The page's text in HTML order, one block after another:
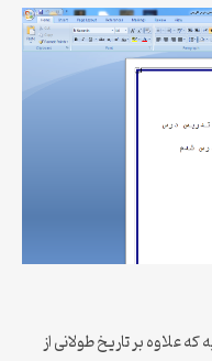
كه علاوه بر تاریخ طولانی از